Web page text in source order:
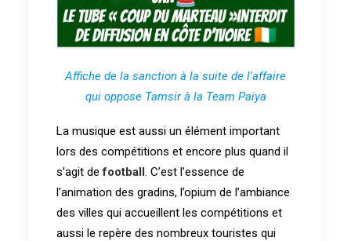
Affiche de la sanction à la suite de l'affaire
qui oppose Tamsir à la Team Paiya
La musique est aussi un élément important
lors des compétitions et encore plus quand il
s’agit defootball. C’est l’essence de
l’animation des gradins, l’opium de l’ambiance
des villes qui accueillent les compétitions et
aussi le repère des nombreux touristes qui